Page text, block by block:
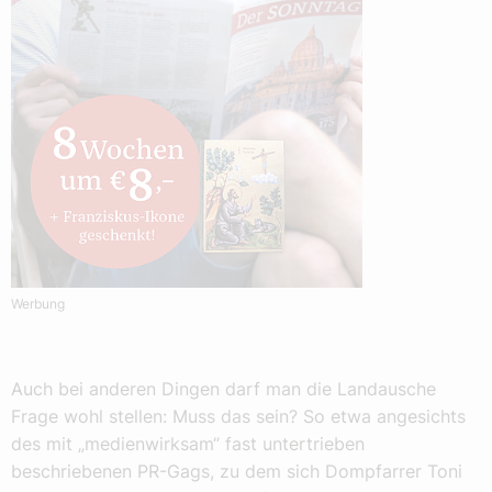
Werbung
Auch bei anderen Dingen darf man die Landausche
Frage wohl stellen: Muss das sein? So etwa angesichts
des mit „medienwirksam“ fast untertrieben
beschriebenen PR-Gags, zu dem sich Dompfarrer Toni